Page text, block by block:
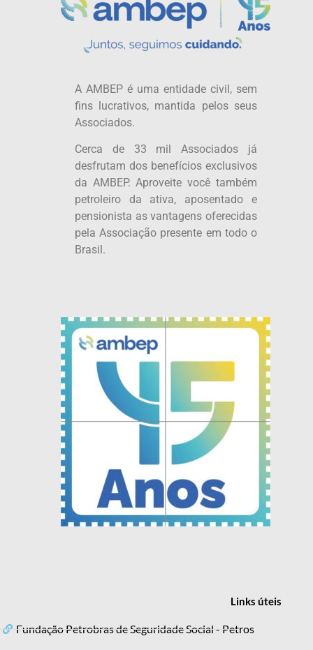
A AMBEP é uma entidade civil, sem
fins lucrativos, mantida pelos seus
Associados.
Cerca de 33 mil Associados já
desfrutam dos benefícios exclusivos
da AMBEP. Aproveite você também
petroleiro da ativa, aposentado e
pensionista as vantagens oferecidas
pela Associação presente em todo o
Brasil.
Linksúteis
Fundação Petrobras de Seguridade Social - Petros